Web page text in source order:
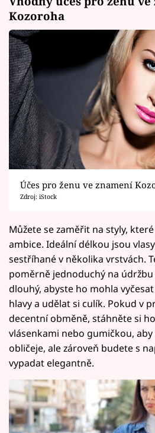
Kozoroha
Účes pro ženu ve znamení
Zdroj: iStock
Můžete se zaměřit na styly,
ambice. Ideální délkou jsou
sestříhané v několika vrstvách.
poměrně jednoduchý na
dlouhý, abyste ho mohla
hlavy a udělat si culík. Pokud v
decentní obměně, stáhněte si
vlásenkami nebo gumičkou, aby
obličeje, ale zároveň budete s
vypadat elegantně.